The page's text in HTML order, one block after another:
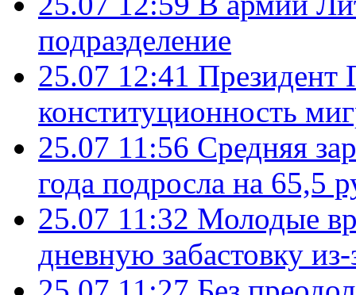
подразделение
25.07 12:41 Президент
конституционность
25.07 11:56 Средняя
года подросла на 65,5
25.07 11:32 Молодые
дневную забастовку